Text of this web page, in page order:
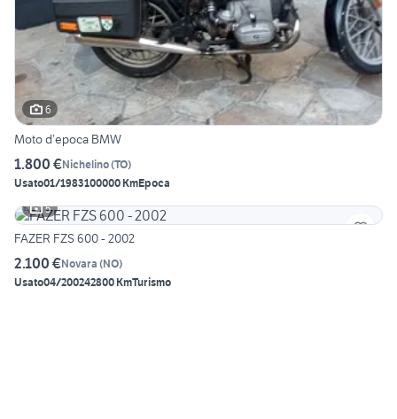
6
Moto d’epoca BMW
1.800 €Nichelino(TO)
Usato01/1983100000 KmEpoca
5
FAZER FZS 600 - 2002
2.100 €Novara (NO)
Usato04/200242800 KmTurismo